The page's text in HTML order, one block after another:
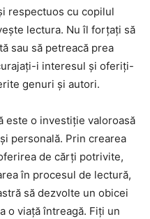
respectuos cu copilul
lectura. Nu îl forțați să
sau să petreacă prea
i interesul și oferiți-
genuri și autori.
este o investiție valoroasă
personală. Prin crearea
de cărți potrivite,
în procesul de lectură,
să dezvolte un obicei
o viață întreagă. Fiți un